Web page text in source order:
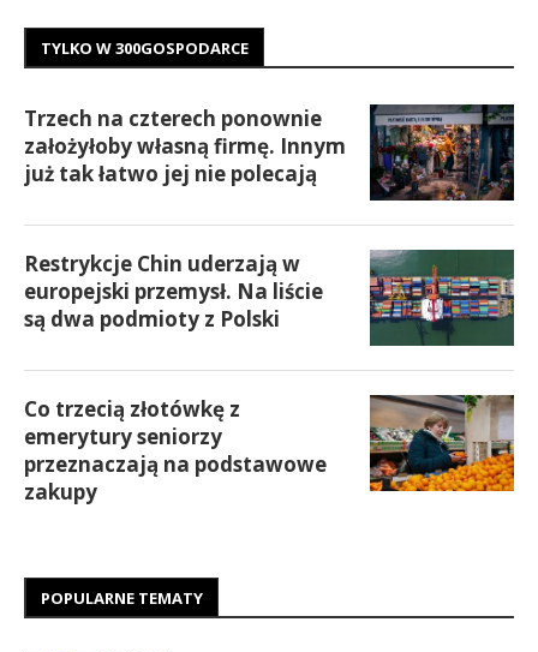
TYLKO W 300GOSPODARCE
Trzech na czterech ponownie
założyłoby własną firmę. Innym
już tak łatwo jej nie polecają
Restrykcje Chin uderzają w
europejski przemysł. Na liście
są dwa podmioty z Polski
Co trzecią złotówkę z
emerytury seniorzy
przeznaczają na podstawowe
zakupy
POPULARNE TEMATY